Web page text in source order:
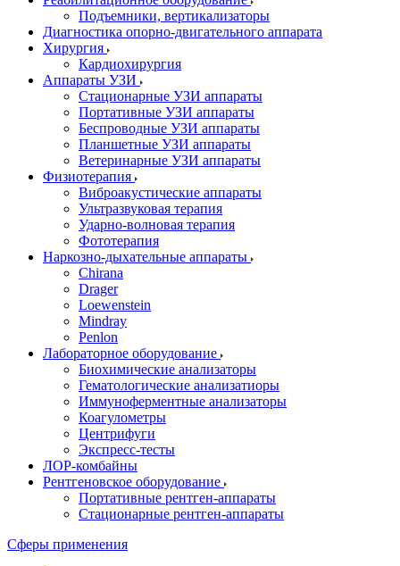
Подъемники, вертикализаторы
Диагностика опорно-двигательного аппарата
Хирургия
Кардиохирургия
Аппараты УЗИ
Стационарные УЗИ аппараты
Портативные УЗИ аппараты
Беспроводные УЗИ аппараты
Планшетные УЗИ аппараты
Ветеринарные УЗИ аппараты
Физиотерапия
Виброакустические аппараты
Ультразвуковая терапия
Ударно-волновая терапия
Фототерапия
Наркозно-дыхательные аппараты
Chirana
Drager
Loewenstein
Mindray
Penlon
Лабораторное оборудование
Биохимические анализаторы
Гематологические анализатиоры
Иммуноферментные анализаторы
Коагулометры
Центрифуги
Экспресс-тесты
ЛОР-комбайны
Рентгеновское оборудование
Портативные рентген-аппараты
Стационарные рентген-аппараты
Сферы применения